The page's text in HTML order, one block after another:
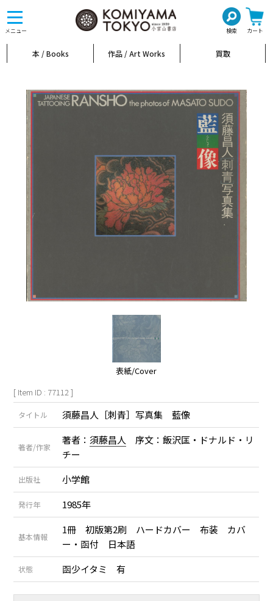
メニュー 検索 カート
toggle
navigation
本 / Books 作品 / Art Works 買取
表紙/Cover
[ Item ID : 77112 ]
タイトル 須藤昌人［刺青］写真集 藍像
著者/作家
著者：須藤昌人
序文：飯沢匡・ドナルド・リ
チー
出版社 小学館
発行年 1985年
基本情報
1冊 初版第2刷 ハードカバー 布装 カバ
ー・函付 日本語
状態 函少イタミ 有